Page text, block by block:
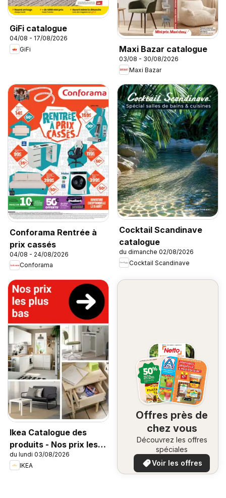
GiFi catalogue
04/08 - 17/08/2026
GiFi
Maxi Bazar catalogue
03/08 - 30/08/2026
Maxi Bazar
Conforama Rentrée à
prix cassés
04/08 - 24/08/2026
Conforama
Cocktail Scandinave
catalogue
du dimanche 02/08/2026
Cocktail Scandinave
Ikea Catalogue des
produits - Nos prix les
plus bas
du lundi 03/08/2026
IKEA
Offres près de
chez vous
Découvrez les offres
spéciales
Voir les offres